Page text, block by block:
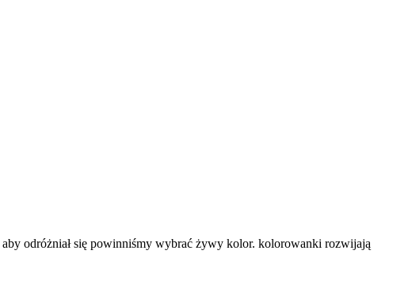
odróżniał się powinniśmy wybrać żywy kolor. kolorowanki rozwijają